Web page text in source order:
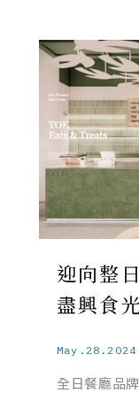
迎向整
盡興食
May.28.2024
全日餐廳品